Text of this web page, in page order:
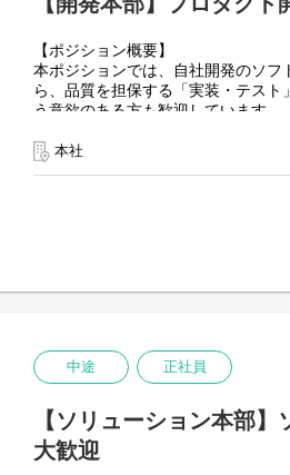
【ポジション概要】
本ポジションでは、自社開発のソ
ら、品質を担保する「実装・テス
う意欲のある方も歓迎しています。
また、チーム内にはWMS開発の経
を活かして活躍しています。同じ
コンピューティング: Amazon EC2,
ストレージ: Amazon S3
データベース: Amazon RDS /
◆チーム開発ツール
バージョン管理: Git / GitHub
プロジェクト管理: JIRA
本社
中途 正社員
【ソリューション本部
大歓迎